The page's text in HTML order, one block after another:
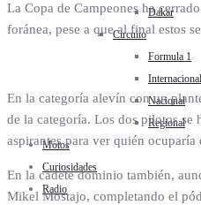
Dakar
Circuito
Formula 1
Internacional
Nacional
Regional
Motos
Curiosidades
Radio
La Copa de Campeones ha
foránea, pese a que al final estos
En la categoría alevín con un
de la categoría. Los dos pilotos se
aspirantes para ver quién
En la cadete dominio también,
Mikel Mostajo, completando el